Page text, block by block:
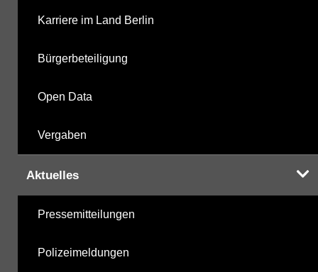
Karriere im Land Berlin
Bürgerbeteiligung
Open Data
Vergaben
Aktuelles
Pressemitteilungen
Polizeimeldungen